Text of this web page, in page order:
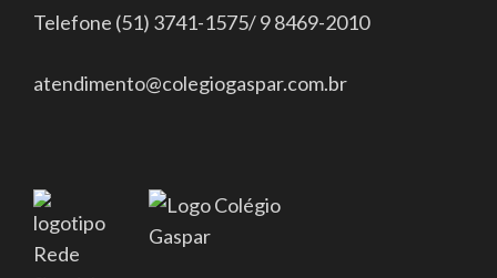
Telefone (51) 3741-1575/ 9 8469-2010
atendimento@colegiogaspar.com.br